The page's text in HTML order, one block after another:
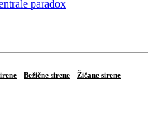
- Bežične sirene - Žičane sirene